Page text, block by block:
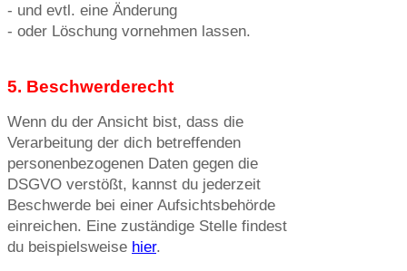
- und evtl. eine Änderung
- oder Löschung vornehmen lassen.
5. Beschwerderecht
Wenn du der Ansicht bist, dass die
Verarbeitung der dich betreffenden
personenbezogenen Daten gegen die
DSGVO verstößt, kannst du jederzeit
Beschwerde bei einer Aufsichtsbehörde
einreichen. Eine zuständige Stelle findest
du beispielsweise hier.